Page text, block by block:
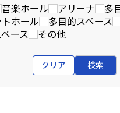
音楽ホール アリーナ
多
ホール
多目的スペース
ース
その他
クリア 検索